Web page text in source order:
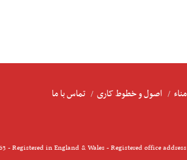
اصول و خطوط کاری تماس با ما
Registered in England & Wales - Registered office